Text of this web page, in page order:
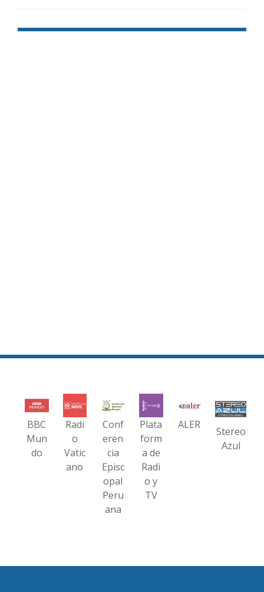
BBC
Mun
do
Radi
o
Vatic
ano
Conf
eren
cia
Episc
opal
Peru
ana
Plata
form
a de
Radi
o y
TV
ALER
Stereo
Azul